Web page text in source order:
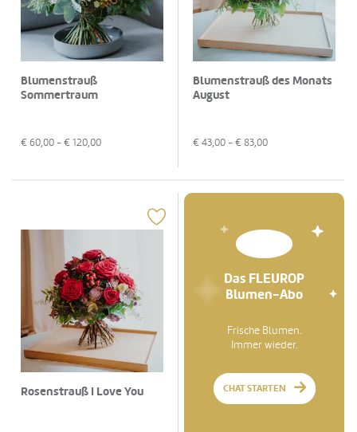
Blumenstrauß
Sommertraum
€ 60,00 - € 120,00
Blumenstrauß des Monats
August
€ 43,00 - € 83,00
Rosenstrauß I Love You
Das FLEUROP
Blumen-Abo
Frische Blumen.
Immer wieder.
CHAT STARTEN